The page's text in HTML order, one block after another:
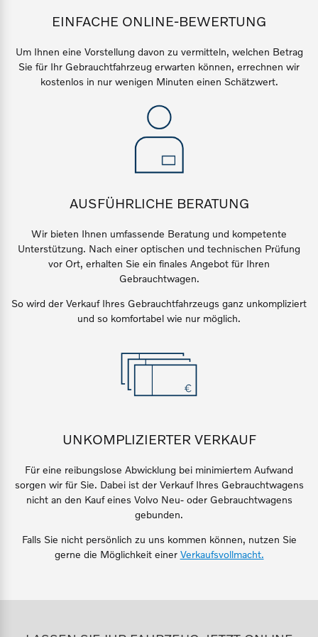
Fahrzeug konfigurieren
Sofort verfügbare Fahrzeuge
Volvo Selekt
Gebrauchtwagen
Jetzt kennenlernen
Mehr erfahren
Vielzahl von Original
Volvo Winter- und
Sommer Kompletträder.
Bitte sprechen Sie uns
Mehr erfahren
Frühjahrscheck
saisonalen Angebote.
Mehr erfahren
EINFACHE ONLINE-BEWERTUNG
Um Ihnen eine Vorstellung davon zu vermitteln, welchen Betrag
Sie für Ihr Gebrauchtfahrzeug erwarten können, errechnen wir
kostenlos in nur wenigen Minuten einen Schätzwert.
AUSFÜHRLICHE BERATUNG
Wir bieten Ihnen umfassende Beratung und kompetente
Unterstützung. Nach einer optischen und technischen Prüfung
vor Ort, erhalten Sie ein finales Angebot für Ihren
Gebrauchtwagen.
So wird der Verkauf Ihres Gebrauchtfahrzeugs ganz unkompliziert
und so komfortabel wie nur möglich.
UNKOMPLIZIERTER VERKAUF
Für eine reibungslose Abwicklung bei minimiertem Aufwand
sorgen wir für Sie. Dabei ist der Verkauf Ihres Gebrauchtwagens
nicht an den Kauf eines Volvo Neu- oder Gebrauchtwagens
gebunden.
Falls Sie nicht persönlich zu uns kommen können, nutzen Sie
gerne die Möglichkeit einer Verkaufsvollmacht.